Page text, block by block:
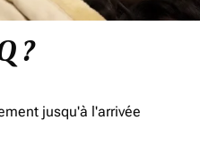
?
jusqu'à l'arrivée